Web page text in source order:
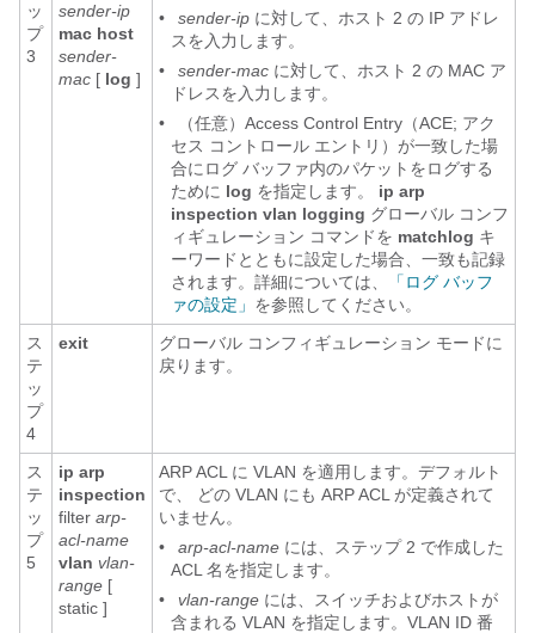
ッ
プ
3
sender-ip
mac host
sender-
mac [ log ]
•
sender-ip に対して、ホスト 2 の IP アドレ
スを入力します。
•
sender-mac に対して、ホスト 2 の MAC ア
ドレスを入力します。
•
（任意）Access Control Entry（ACE; アク
セス コントロール エントリ）が一致した場
合にログ バッファ内のパケットをログする
ために log を指定します。
ip arp
inspection vlan logging グローバル コンフ
ィギュレーション コマンドを matchlog キ
ーワードとともに設定した場合、一致も記録
されます。詳細については、
「ログ バッフ
ァの設定」 を参照してください。
ス
テ
ッ
プ
4
exit
グローバル コンフィギュレーション モードに
戻ります。
ス
テ
ッ
プ
5
ip arp
inspection
filter arp-
acl-name
vlan vlan-
range [
static ]
ARP ACL に VLAN を適用します。デフォルト
で、
どの VLAN にも ARP ACL が定義されて
いません。
•
arp-acl-name には、ステップ 2 で作成した
ACL 名を指定します。
•
vlan-range には、スイッチおよびホストが
含まれる VLAN を指定します。VLAN ID 番